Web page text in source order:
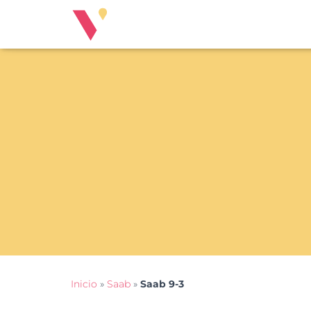
Inicio » Saab » Saab 9-3